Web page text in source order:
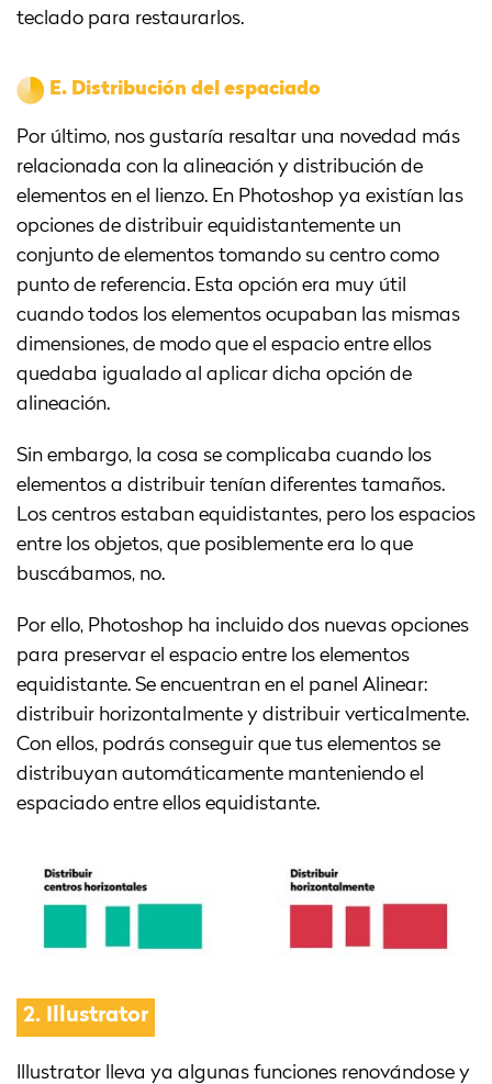
teclado para restaurarlos.
E. Distribución del espaciado
Por último, nos gustaría resaltar una novedad más
relacionada con la alineación y distribución de
elementos en el lienzo. En Photoshop ya existían las
opciones de distribuir equidistantemente un
conjunto de elementos tomando su centro como
punto de referencia. Esta opción era muy útil
cuando todos los elementos ocupaban las mismas
dimensiones, de modo que el espacio entre ellos
quedaba igualado al aplicar dicha opción de
alineación.
Sin embargo, la cosa se complicaba cuando los
elementos a distribuir tenían diferentes tamaños.
Los centros estaban equidistantes, pero los espacios
entre los objetos, que posiblemente era lo que
buscábamos, no.
Por ello, Photoshop ha incluido dos nuevas opciones
para preservar el espacio entre los elementos
equidistante. Se encuentran en el panel Alinear:
distribuir horizontalmente y distribuir verticalmente.
Con ellos, podrás conseguir que tus elementos se
distribuyan automáticamente manteniendo el
espaciado entre ellos equidistante.
2. Illustrator
Illustrator lleva ya algunas funciones renovándose y